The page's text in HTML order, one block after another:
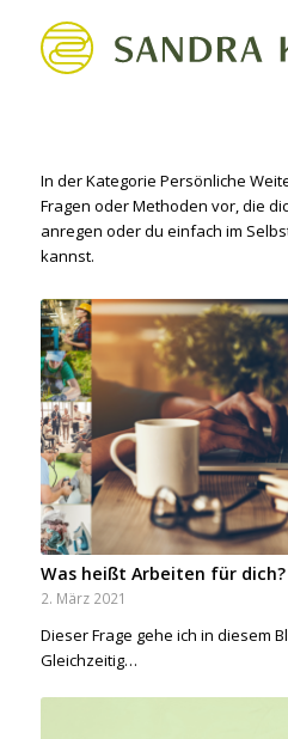
In der Kategorie Persönliche
Fragen oder Methoden vor, die
anregen oder du einfach im
kannst.
Was heißt Arbeiten für dich?
2. März 2021
Dieser Frage gehe ich in diesem
Gleichzeitig…